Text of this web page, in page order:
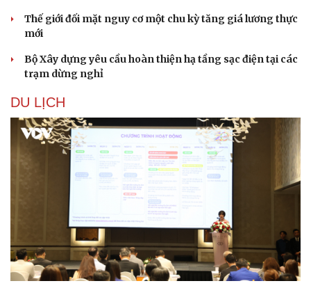
Thế giới đối mặt nguy cơ một chu kỳ tăng giá lương thực
mới
Bộ Xây dựng yêu cầu hoàn thiện hạ tầng sạc điện tại các
trạm dừng nghỉ
DU LỊCH